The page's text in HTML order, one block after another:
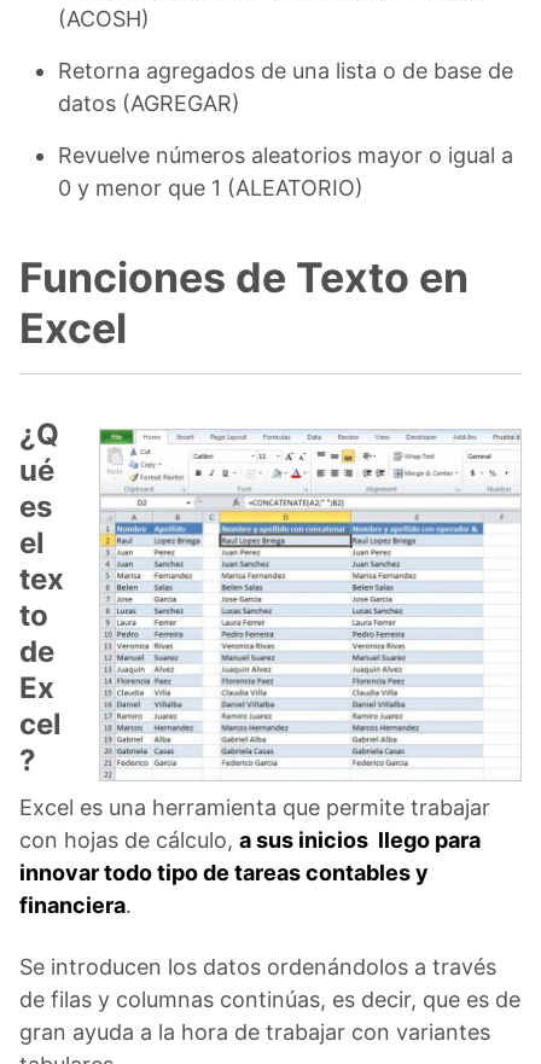
(ACOSH)
Retorna agregados de una lista o de base de
datos (AGREGAR)
Revuelve números aleatorios mayor o igual a
0 y menor que 1 (ALEATORIO)
Funciones de Texto en
Excel
¿Q
ué
es
el
tex
to
de
Ex
cel
?
Excel es una herramienta que permite trabajar
con hojas de cálculo, a sus inicios llego para
innovar todo tipo de tareas contables y
financiera.
Se introducen los datos ordenándolos a través
de filas y columnas continúas, es decir, que es de
gran ayuda a la hora de trabajar con variantes